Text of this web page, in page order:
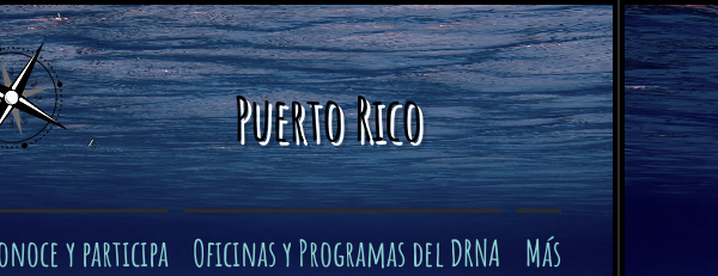
Puerto Rico
y participa Oficinas y Programas del DRNA Más